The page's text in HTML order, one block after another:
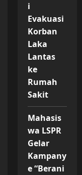
i
Evakuasi
Korban
Laka
Lantas
ke
Rumah
Sakit
Mahasis
wa LSPR
Gelar
Kampany
e “Berani